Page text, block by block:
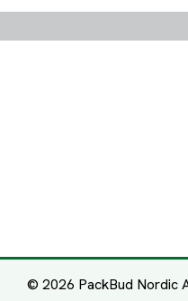
© 2026 PackBud Nordic